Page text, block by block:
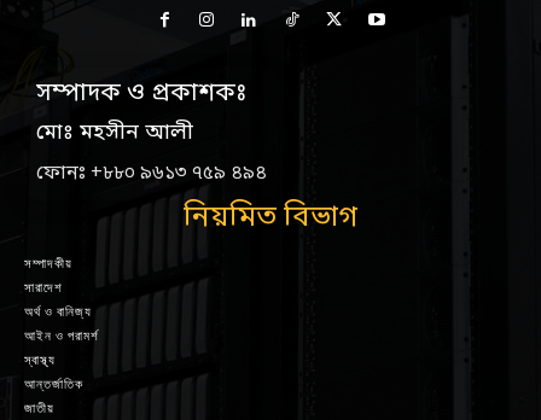
সম্পাদক ও প্রকাশকঃ
মোঃ মহসীন আলী
ফোনঃ +৮৮০ ৯৬১৩ ৭৫৯ ৪৯৪
নিয়মিত বিভাগ
সম্পাদকীয়
সারাদেশ
অর্থ ও বানিজ্য
আইন ও পরামর্শ
স্বাস্থ্য
আন্তর্জাতিক
জাতীয়